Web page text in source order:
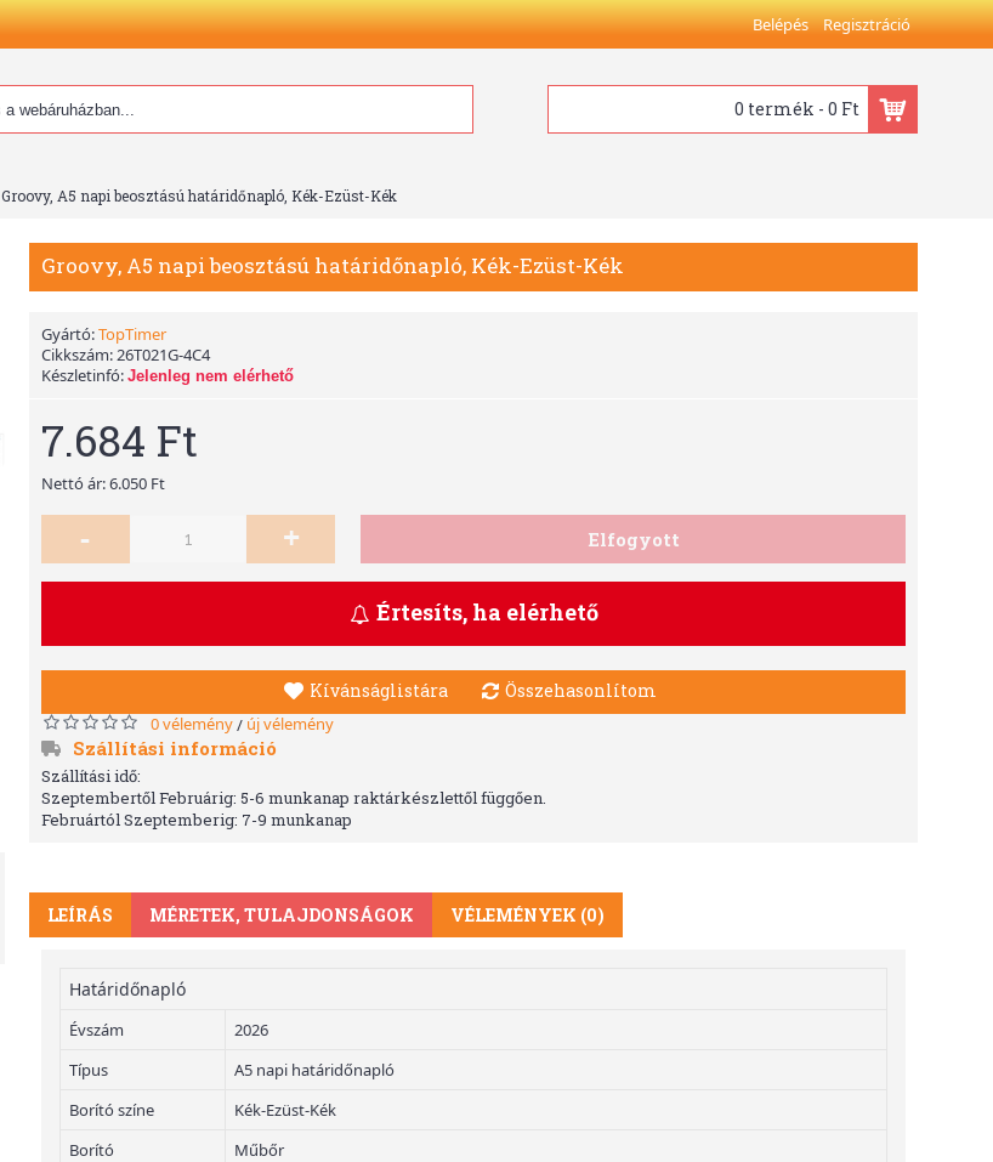
Belépés Regisztráció
0 termék - 0 Ft
Groovy, A5 napi beosztású határidőnapló, Kék-Ezüst-Kék
Groovy, A5 napi beosztású határidőnapló, Kék-Ezüst-Kék
Gyártó:TopTimer
Cikkszám:26T021G-4C4
Készletinfó: Jelenleg nem elérhető
7.684 Ft
Nettó ár: 6.050 Ft
- + Elfogyott
Értesíts, ha elérhető
Kívánságlistára Összehasonlítom
0 vélemény/ új vélemény
Szállítási információ
Szállítási idő:
Szeptembertől Februárig: 5-6 munkanap raktárkészlettől függően.
Februártól Szeptemberig: 7-9 munkanap
LEÍRÁS MÉRETEK, TULAJDONSÁGOK VÉLEMÉNYEK (0)
Határidőnapló
Évszám
2026
Típus
A5 napi határidőnapló
Borító színe
Kék-Ezüst-Kék
Borító
Műbőr